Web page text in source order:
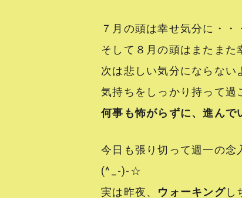
７月の頭は幸せ気分に・・
そして８月の頭はまたまた
次は悲しい気分にならない
気持ちをしっかり持って過
何事も怖がらずに、進んで
今日も張り切って週一の念
(^_-)-☆
実は昨夜、 ウォーキングし